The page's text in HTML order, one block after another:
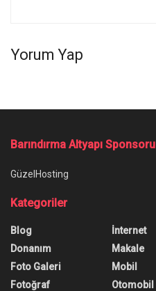
Yorum Yap
Barındırma Altyapı Sponsoru
GüzelHosting
Kategoriler
Blog
Donanım
Foto Galeri
Fotoğraf
İnternet
Makale
Mobil
Otomobil